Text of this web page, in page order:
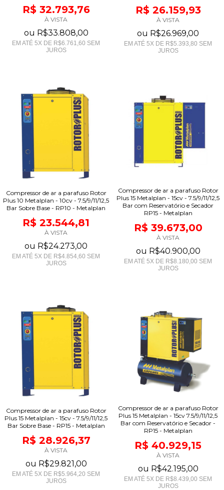
R$ 32.793,76
À VISTA
ou R$33.808,00
EM ATÉ 5X DE R$6.761,60 SEM
JUROS
R$ 26.159,93
À VISTA
ou R$26.969,00
EM ATÉ 5X DE R$5.393,80 SEM
JUROS
Compressor de ar a parafuso Rotor
Plus 10 Metalplan - 10cv - 7.5/9/11/12,5
Bar Sobre Base - RP10 - Metalplan
R$ 23.544,81
À VISTA
ou R$24.273,00
EM ATÉ 5X DE R$4.854,60 SEM
JUROS
Compressor de ar a parafuso Rotor
Plus 15 Metalplan - 15cv - 7.5/9/11/12,5
Bar com Reservatório e Secador
RP15 - Metalplan
R$ 39.673,00
À VISTA
ou R$40.900,00
EM ATÉ 5X DE R$8.180,00 SEM
JUROS
Compressor de ar a parafuso Rotor
Plus 15 Metalplan - 15cv - 7.5/9/11/12,5
Bar Sobre Base - RP15 - Metalplan
R$ 28.926,37
À VISTA
ou R$29.821,00
EM ATÉ 5X DE R$5.964,20 SEM
JUROS
Compressor de ar a parafuso Rotor
Plus 15 Metalplan - 15cv 7.5/9/11/12,5
Bar com Reservatório e Secador -
RP15 - Metalplan
R$ 40.929,15
À VISTA
ou R$42.195,00
EM ATÉ 5X DE R$8.439,00 SEM
JUROS